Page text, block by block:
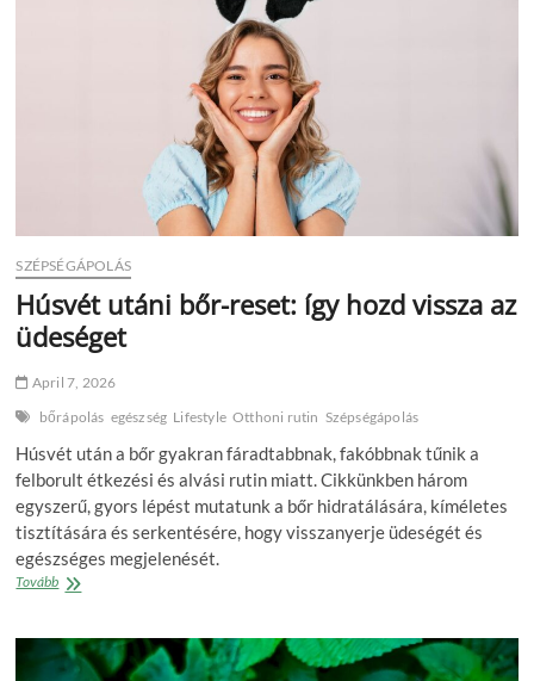
SZÉPSÉGÁPOLÁS
Húsvét utáni bőr-reset: így hozd vissza az
üdeséget
April 7, 2026
bőrápolás egészség Lifestyle Otthoni rutin Szépségápolás
Húsvét után a bőr gyakran fáradtabbnak, fakóbbnak tűnik a
felborult étkezési és alvási rutin miatt. Cikkünkben három
egyszerű, gyors lépést mutatunk a bőr hidratálására, kíméletes
tisztítására és serkentésére, hogy visszanyerje üdeségét és
egészséges megjelenését.
TovábbHúsvét
reset:
így